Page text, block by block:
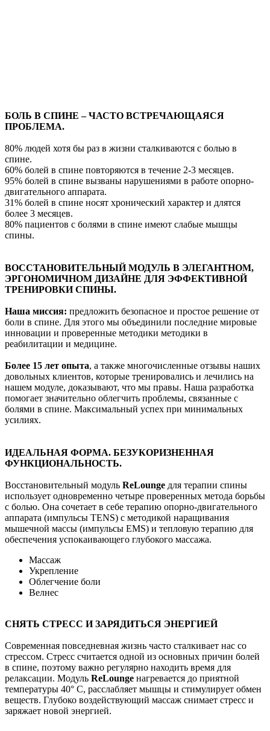
БОЛЬ В СПИНЕ – ЧАСТО ВСТРЕЧАЮЩАЯСЯ
ПРОБЛЕМА.
80% людей хотя бы раз в жизни сталкиваются с болью в
спине.
60% болей в спине повторяются в течение 2-3 месяцев.
95% болей в спине вызваны нарушениями в работе опорно-
двигательного аппарата.
31% болей в спине носят хронический характер и длятся
более 3 месяцев.
80% пациентов с болями в спине имеют слабые мышцы
спины.
ВОССТАНОВИТЕЛЬНЫЙ МОДУЛЬ В ЭЛЕГАНТНОМ,
ЭРГОНОМИЧНОМ ДИЗАЙНЕ ДЛЯ ЭФФЕКТИВНОЙ
ТРЕНИРОВКИ СПИНЫ.
Наша миссия: предложить безопасное и простое решение от
боли в спине. Для этого мы объединили последние мировые
инновации и проверенные методики методики в
реабилитации и медицине.
Более 15 лет опыта, а также многочисленные отзывы наших
довольных клиентов, которые тренировались и лечились на
нашем модуле, доказывают, что мы правы. Наша разработка
помогает значительно облегчить проблемы, связанные с
болями в спине. Максимальный успех при минимальных
усилиях.
ИДЕАЛЬНАЯ ФОРМА. БЕЗУКОРИЗНЕННАЯ
ФУНКЦИОНАЛЬНОСТЬ.
Восстановительный модуль ReLounge для терапии спины
использует одновременно четыре проверенных метода борьбы
с болью. Она сочетает в себе терапию опорно-двигательного
аппарата (импульсы TENS) с методикой наращивания
мышечной массы (импульсы EMS) и тепловую терапию для
обеспечения успокаивающего глубокого массажа.
Массаж
Укрепление
Облегчение боли
Велнес
СНЯТЬ СТРЕСС И ЗАРЯДИТЬСЯ ЭНЕРГИЕЙ
Современная повседневная жизнь часто сталкивает нас со
стрессом. Стресс считается одной из основных причин болей
в спине, поэтому важно регулярно находить время для
релаксации. Модуль ReLounge нагревается до приятной
температуры 40° C, расслабляет мышцы и стимулирует обмен
веществ. Глубоко воздействующий массаж снимает стресс и
заряжает новой энергией.